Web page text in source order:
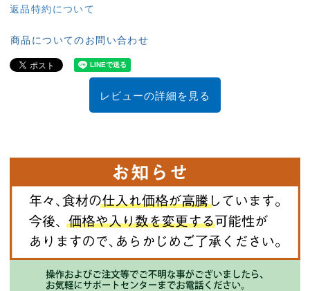
返品特約について
商品についてのお問い合わせ
レビューの詳細を見る